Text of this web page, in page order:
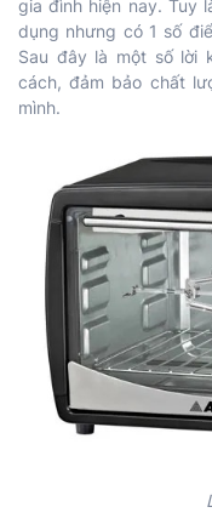
gia đình hiện nay. Tuy
dụng nhưng có 1 số
Sau đây là một số lời
cách, đảm bảo chất
mình.